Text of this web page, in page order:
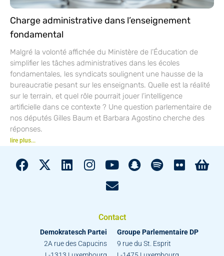
Charge administrative dans l’enseignement
fondamental
Malgré la volonté affichée du Ministère de l’Éducation de
simplifier les tâches administratives dans les écoles
fondamentales, les syndicats soulignent une hausse de la
bureaucratie pesant sur les enseignants. Quelle est la réalité
sur le terrain, et quel rôle pourrait jouer l’intelligence
artificielle dans ce contexte ? Une question parlementaire de
nos députés Gilles Baum et Barbara Agostino cherche des
réponses.
lire plus...
Contact
Demokratesch Partei
2A rue des Capucins
Groupe Parlementaire DP
9 rue du St. Esprit